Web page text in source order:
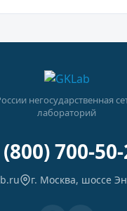
негосударственная
лабораторий
700-
г. Москва, шоссе